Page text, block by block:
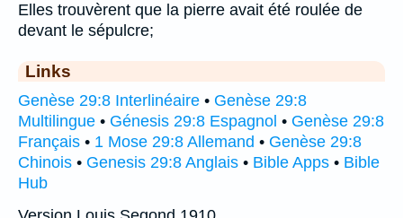
Elles trouvèrent que la pierre avait été roulée de
devant le sépulcre;
Links
Genèse 29:8 Interlinéaire • Genèse 29:8
Multilingue • Génesis 29:8 Espagnol • Genèse 29:8
Français • 1 Mose 29:8 Allemand • Genèse 29:8
Chinois • Genesis 29:8 Anglais • Bible Apps • Bible
Hub